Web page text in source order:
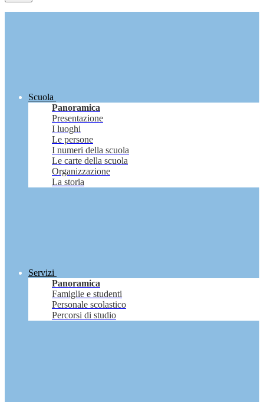
Scuola
Panoramica
Presentazione
I luoghi
Le persone
I numeri della scuola
Le carte della scuola
Organizzazione
La storia
Servizi
Panoramica
Famiglie e studenti
Personale scolastico
Percorsi di studio